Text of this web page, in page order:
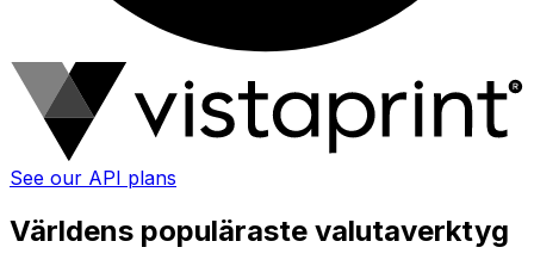
See our API plans
Världens populäraste valutaverktyg